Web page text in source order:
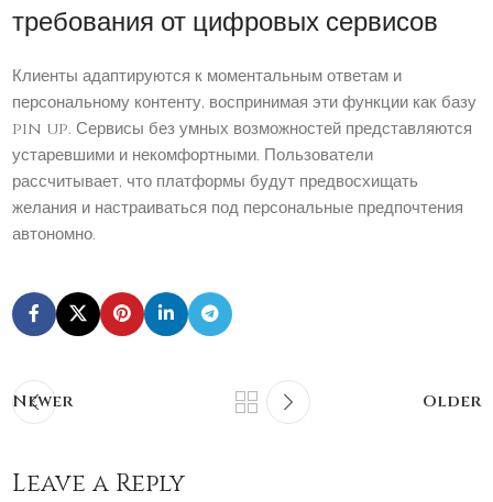
требования от цифровых сервисов
Клиенты адаптируются к моментальным ответам и
персональному контенту, воспринимая эти функции как базу
pin up. Сервисы без умных возможностей представляются
устаревшими и некомфортными. Пользователи
рассчитывает, что платформы будут предвосхищать
желания и настраиваться под персональные предпочтения
автономно.
Newer Older
Leave a Reply